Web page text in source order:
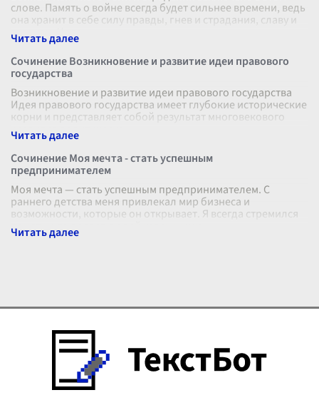
слове. Память о войне всегда будет сильнее времени, ведь
она хранит в себе силу правды, гнев и страдания, славу и
героизм. Чело
Сочинение Возникновение и развитие идеи правового
государства
Возникновение и развитие идеи правового государства
Идея правового государства имеет глубокие исторические
корни и представляет собой результат многовекового
развития политическо
Сочинение Моя мечта - стать успешным
предпринимателем
Моя мечта — стать успешным предпринимателем. С
раннего детства меня привлекал мир бизнеса и
возможности, которые он открывает. Я всегда стремился
понять, что делает людей успешными